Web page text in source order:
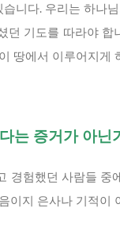
니다. 우리는 하나
기도를 따라야 합
땅에서 이루어지게
는 증거가 아닌
경험했던 사람들 중
이지 은사나 기적이